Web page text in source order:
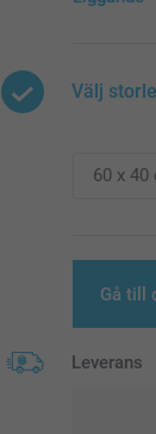
Välj
Gå till
Leverans